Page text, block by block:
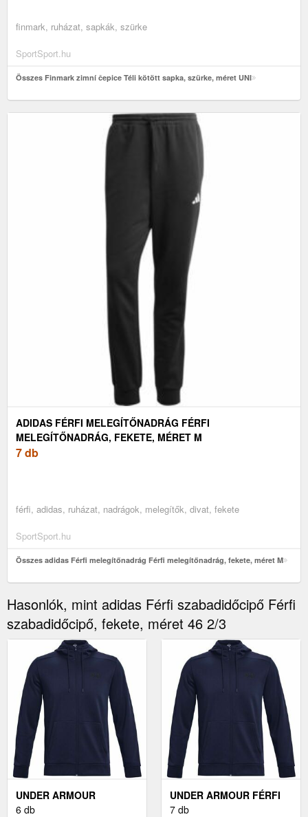
finmark, ruházat, sapkák, szürke
SportSport.hu
Összes Finmark zimní čepice Téli kötött sapka, szürke, méret UNI
ADIDAS FÉRFI MELEGÍTŐNADRÁG FÉRFI
MELEGÍTŐNADRÁG, FEKETE, MÉRET M
7 db
férfi, adidas, ruházat, nadrágok, melegítők, divat, fekete
SportSport.hu
Összes adidas Férfi melegítőnadrág Férfi melegítőnadrág, fekete, méret M
Hasonlók, mint adidas Férfi szabadidőcipő Férfi
szabadidőcipő, fekete, méret 46 2/3
UNDER ARMOUR
ARMOUR FLEECE FÉRFI
6 db
UNDER ARMOUR FÉRFI
PULÓVER FÉRFI
7 db